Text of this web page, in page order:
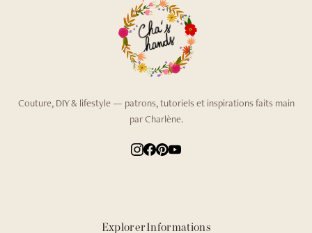
Couture, DIY & lifestyle — patrons, tutoriels et inspirations faits main
par Charlène.
ExplorerInformations